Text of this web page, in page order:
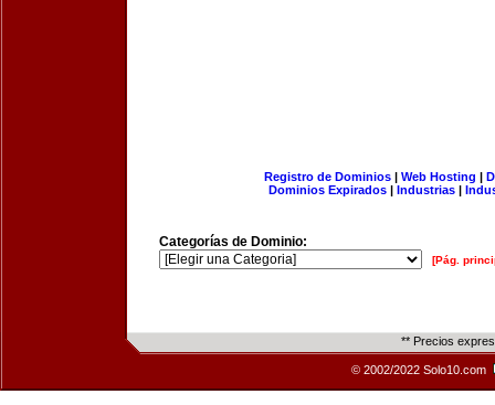
Registro de Dominios| Web Hosting |
Dominios Expirados | Industrias |
Categorías de Dominio:
[Pág.
** Precios
© 2002/2022 Solo10.com